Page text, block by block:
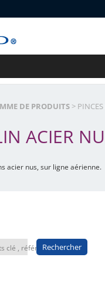
DE PRODUITS >
ACIER NU
acier nus, sur ligne aérienne.
Rechercher